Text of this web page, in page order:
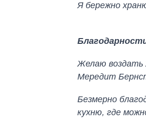
Я бережно
Желаю воздать
Мередит
Безмерно
кухню, где